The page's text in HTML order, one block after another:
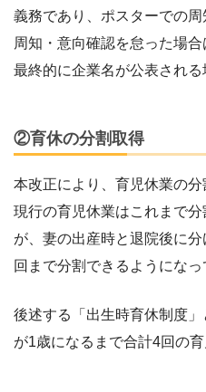
義務であり、ポスターでの周
周知・意向確認を怠った場
最終的に企業名が公表される
②育休の分割取得
本改正により、育児休業の分
現行の育児休業はこれまで
が、妻の出産時と退院後に
回まで分割できるようになっ
後述する「出生時育休制度
が1歳になるまで合計4回の